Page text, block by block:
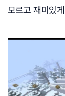
모르고 재미있